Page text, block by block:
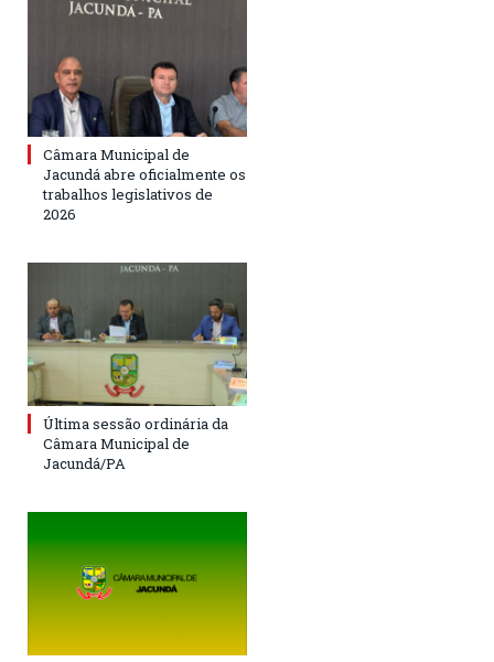
Câmara Municipal de
Jacundá abre oficialmente os
trabalhos legislativos de
2026
Última sessão ordinária da
Câmara Municipal de
Jacundá/PA